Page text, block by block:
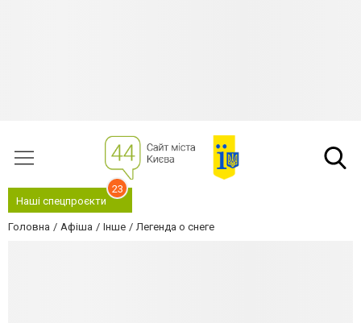
Наші спецпроєкти
23
Головна Афіша Інше Легенда о снеге